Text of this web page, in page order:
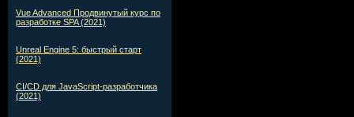
Vue Advanced Продвинутый курс по
разработке SPA (2021)
Unreal Engine 5: быстрый старт
(2021)
CI/CD для JavaScript-разработчика
(2021)